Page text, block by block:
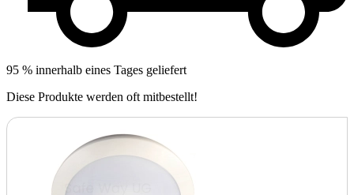
95 % innerhalb eines Tages geliefert
Diese Produkte werden oft mitbestellt!